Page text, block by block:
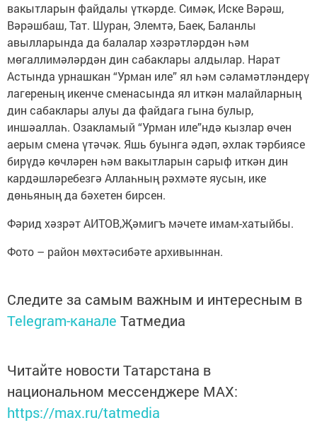
вакытларын файдалы үткәрде. Симәк, Иске Вәрәш,
Вәрәшбаш, Тат. Шуран, Элемтә, Баек, Баланлы
авылларында да балалар хәзрәтләрдән һәм
мөгаллимәләрдән дин сабаклары алдылар. Нарат
Астында урнашкан “Урман иле” ял һәм сәламәтләндерү
лагереның икенче сменасында ял иткән малайларның
дин сабаклары алуы да файдага гына булыр,
иншәаллаһ. Озакламый “Урман иле”ндә кызлар өчен
аерым смена үтәчәк. Яшь буынга әдәп, әхлак тәрбиясе
бирүдә көчләрен һәм вакытларын сарыф иткән дин
кардәшләребезгә Аллаһның рәхмәте яусын, ике
дөньяның да бәхетен бирсен.
Фәрид хәзрәт АИТОВ,Җәмигъ мәчете имам-хатыйбы.
Фото – район мөхтәсибәте архивыннан.
Следите за самым важным и интересным в
Telegram-канале Татмедиа
Читайте новости Татарстана в
национальном мессенджере MАХ:
https://max.ru/tatmedia